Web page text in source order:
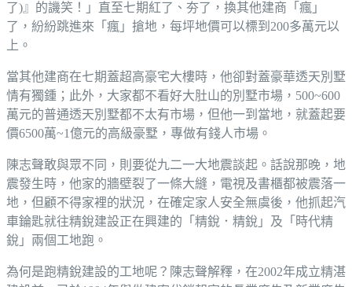
了)』的譏笑！」直至七期紅了、夯了，換其他建商「瘋」
了，紛紛跳進來「瘋」搶地，每坪地價可以標到200多萬元以
上。
當其他建商在七期蓋超高豪宅大樓時，他卻對蓋豪華透天別墅
情有獨鍾；此外，大家都不看好大肚山的別墅市場，500~600
萬元的普通透天別墅都不太有市場，但他一到當地，就蓋起要
價6500萬~1億元的高級豪墅，專做有錢人市場。
陳志聲敢與眾不同，則要從九二一大地震談起。話說那晚，地
震發生時，他家的牆壁裂了一條大縫，電視及書櫃都被震落一
地，但顧不得家裡的狀況，在確定家人安全無虞後，他抓起汽
車錀匙就往精銳建設正在興建的「精銳．精銳」及「時代精
銳」兩個工地跑。
為何是跑精銳建設的工地呢？陳志聲解釋，在2002年成立精湛